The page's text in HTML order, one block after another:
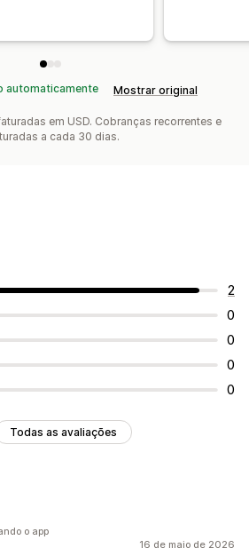
automaticamente Mostrar original
em USD. Cobranças recorrentes e
a cada 30 dias.
2
0
0
0
0
Todas as avaliações
16 de maio de 2026
o app